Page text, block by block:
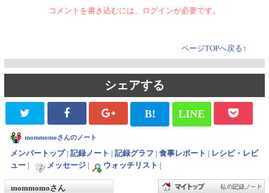
コメントを書き込むには、ログインが必要です。
ページTOPへ戻る↑
シェアする
B! LINE
mommomoさんのノート
メンバートップ| 記録ノート 記録グラフ 食事レポート
レシピ・レビ
ュー
メッセージ ウォッチリスト
mommomoさん